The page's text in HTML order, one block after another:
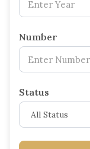
Number
Status